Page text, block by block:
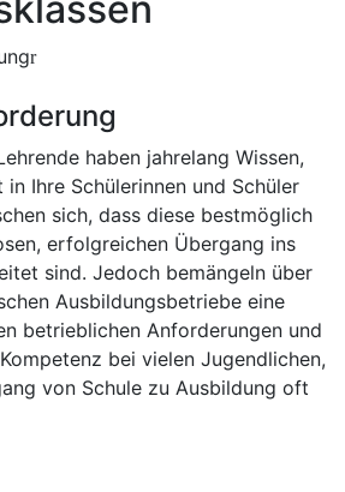
haben jahrelang Wissen,
Ihre Schülerinnen und Schüler
sich, dass diese bestmöglich
erfolgreichen Übergang ins
sind. Jedoch bemängeln über
Ausbildungsbetriebe eine
betrieblichen Anforderungen und
bei vielen Jugendlichen,
von Schule zu Ausbildung oft